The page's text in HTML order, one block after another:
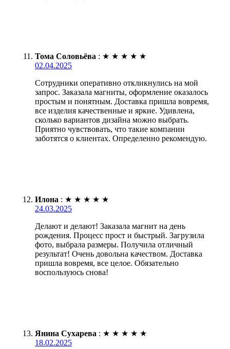
Тома Соловьёва : ★ ★ ★ ★ ★
02.04.2025
Сотрудники оперативно откликнулись на мой
запрос. Заказала магниты, оформление оказалось
простым и понятным. Доставка пришла вовремя,
все изделия качественные и яркие. Удивлена,
сколько вариантов дизайна можно выбрать.
Приятно чувствовать, что такие компании
заботятся о клиентах. Определенно рекомендую.
Илона : ★ ★ ★ ★ ★
24.03.2025
Делают и делают! Заказала магнит на день
рождения. Процесс прост и быстрый. Загрузила
фото, выбрала размеры. Получила отличный
результат! Очень довольна качеством. Доставка
пришла вовремя, все целое. Обязательно
воспользуюсь снова!
Янина Сухарева : ★ ★ ★ ★ ★
18.02.2025